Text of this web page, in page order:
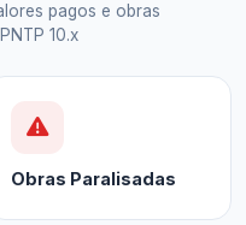
pagos e obras
10.x
Obras Paralisadas